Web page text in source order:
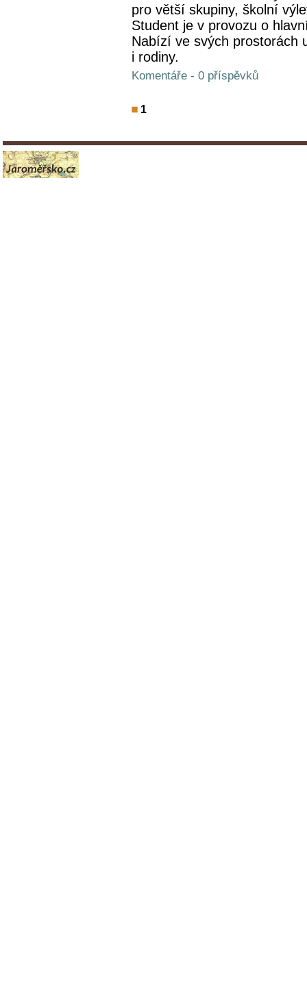
pro větší skupiny, školní
Student je v provozu o
Nabízí ve svých prostorách
i rodiny.
Komentáře - 0 příspěvků
1